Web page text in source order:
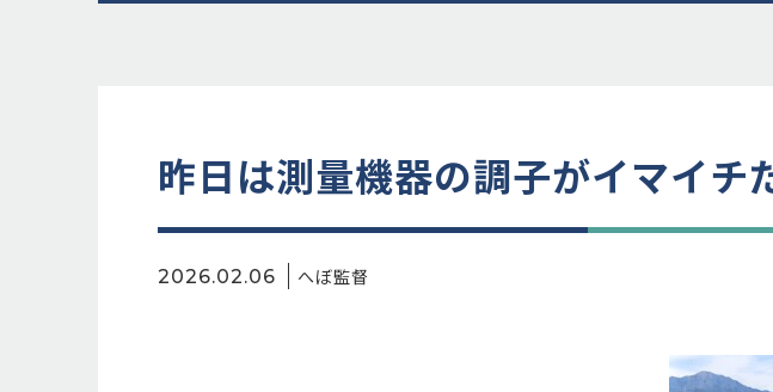
昨日は測量機器の調子がイマイ
2026.02.06 へぼ監督